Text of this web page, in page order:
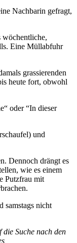
Nachbarin gefragt,
wöchentliche,
Eine Müllabfuhr
grassierenden
heute fort, obwohl
oder “In dieser
und
Dennoch drängt es
wie es einem
Putzfrau mit
samstags nicht
Suche nach den